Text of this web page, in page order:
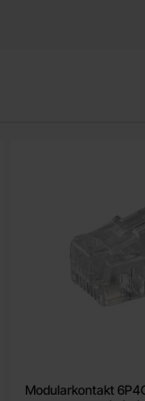
för flat kabel som
Modularkontakt
Makera